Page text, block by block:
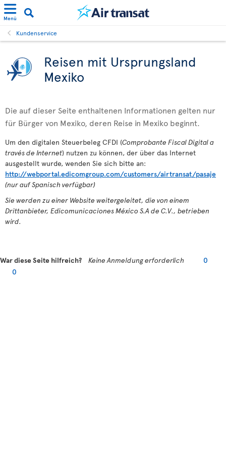
Menü
Kundenservice
Reisen mit Ursprungsland
Mexiko
Die auf dieser Seite enthaltenen Informationen gelten nur
für Bürger von Mexiko, deren Reise in Mexiko beginnt.
Um den digitalen Steuerbeleg CFDI (Comprobante Fiscal Digital a
través de Internet) nutzen zu können, der über das Internet
ausgestellt wurde, wenden Sie sich bitte an:
http://webportal.edicomgroup.com/customers/airtransat/pasaje
(nur auf Spanisch verfügbar)
Sie werden zu einer Website weitergeleitet, die von einem
Drittanbieter, Edicomunicaciones México S.A de C.V., betrieben
wird.
War diese Seite hilfreich? Keine Anmeldung erforderlich
0
0